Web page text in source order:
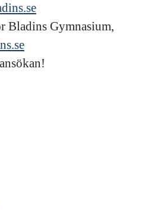
Bladins Gymnasium,